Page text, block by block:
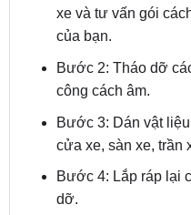
xe và tư vấn gói
của bạn.
Bước 2: Tháo dỡ
công cách âm.
Bước 3: Dán vật
cửa xe, sàn xe, trần
Bước 4: Lắp ráp lại
dỡ.